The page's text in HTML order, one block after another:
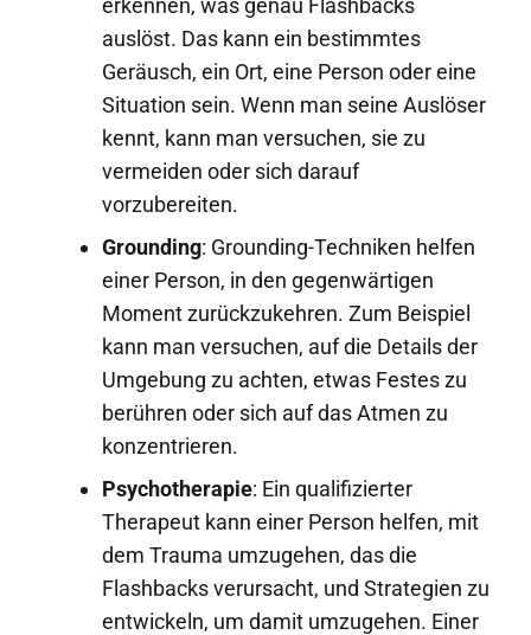
erkennen, was genau Flashbacks
auslöst. Das kann ein bestimmtes
Geräusch, ein Ort, eine Person oder eine
Situation sein. Wenn man seine Auslöser
kennt, kann man versuchen, sie zu
vermeiden oder sich darauf
vorzubereiten.
Grounding: Grounding-Techniken helfen
einer Person, in den gegenwärtigen
Moment zurückzukehren. Zum Beispiel
kann man versuchen, auf die Details der
Umgebung zu achten, etwas Festes zu
berühren oder sich auf das Atmen zu
konzentrieren.
Psychotherapie: Ein qualifizierter
Therapeut kann einer Person helfen, mit
dem Trauma umzugehen, das die
Flashbacks verursacht, und Strategien zu
entwickeln, um damit umzugehen. Einer